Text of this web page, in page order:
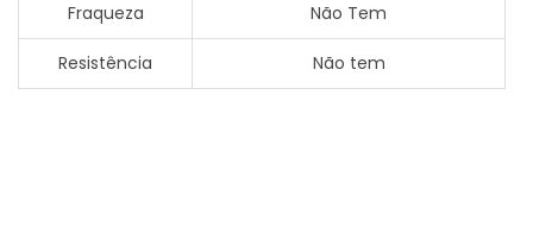
Fraqueza Não Tem
Resistência Não tem